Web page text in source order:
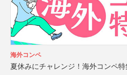
海外コンペ
夏休みにチャレンジ！海外コンペ